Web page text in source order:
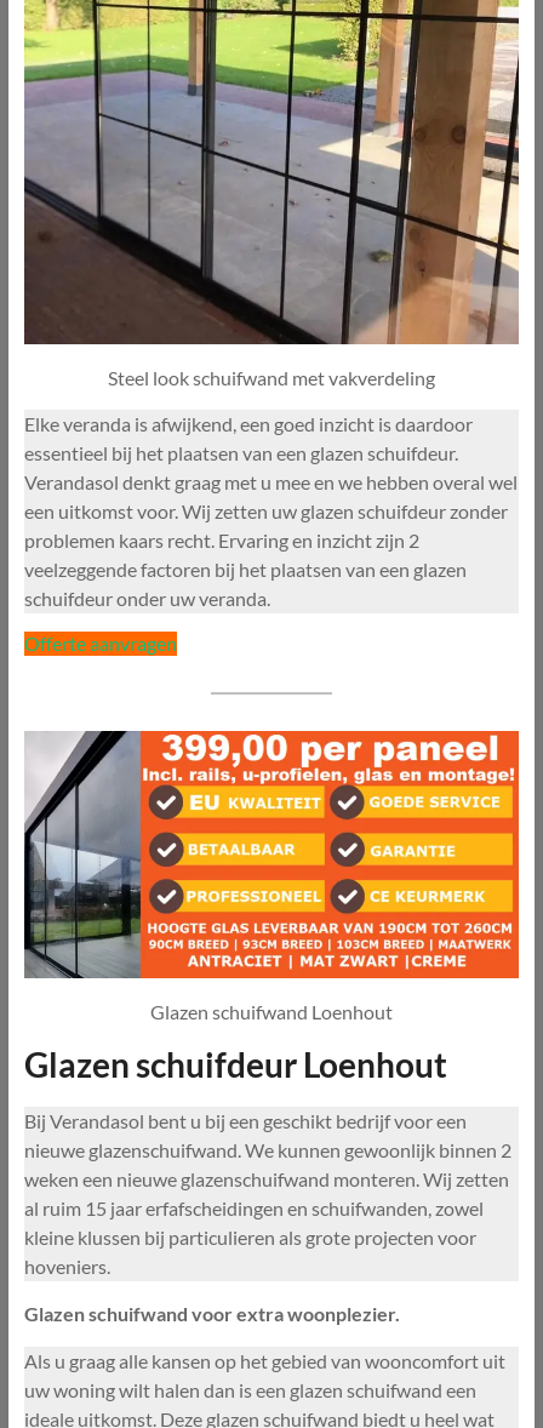
Steel look schuifwand met vakverdeling
Elke veranda is afwijkend, een goed inzicht is daardoor
essentieel bij het plaatsen van een glazen schuifdeur.
Verandasol denkt graag met u mee en we hebben overal wel
een uitkomst voor. Wij zetten uw glazen schuifdeur zonder
problemen kaars recht. Ervaring en inzicht zijn 2
veelzeggende factoren bij het plaatsen van een glazen
schuifdeur onder uw veranda.
Offerte aanvragen
Glazen schuifwand Loenhout
Glazen schuifdeur Loenhout
Bij Verandasol bent u bij een geschikt bedrijf voor een
nieuwe glazenschuifwand. We kunnen gewoonlijk binnen 2
weken een nieuwe glazenschuifwand monteren. Wij zetten
al ruim 15 jaar erfafscheidingen en schuifwanden, zowel
kleine klussen bij particulieren als grote projecten voor
hoveniers.
Glazen schuifwand voor extra woonplezier.
Als u graag alle kansen op het gebied van wooncomfort uit
uw woning wilt halen dan is een glazen schuifwand een
ideale uitkomst. Deze glazen schuifwand biedt u heel wat